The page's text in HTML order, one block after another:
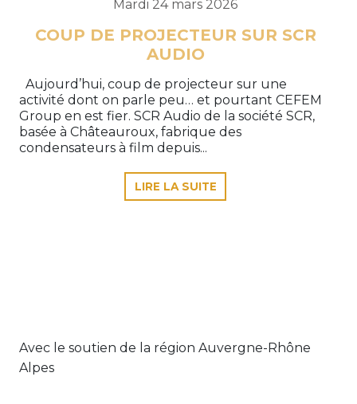
Mardi 24 mars 2026
COUP DE PROJECTEUR SUR SCR
AUDIO
Aujourd’hui, coup de projecteur sur une
activité dont on parle peu… et pourtant CEFEM
Group en est fier. SCR Audio de la société SCR,
basée à Châteauroux, fabrique des
condensateurs à film depuis...
LIRE LA SUITE
Avec le soutien de la région Auvergne-Rhône
Alpes